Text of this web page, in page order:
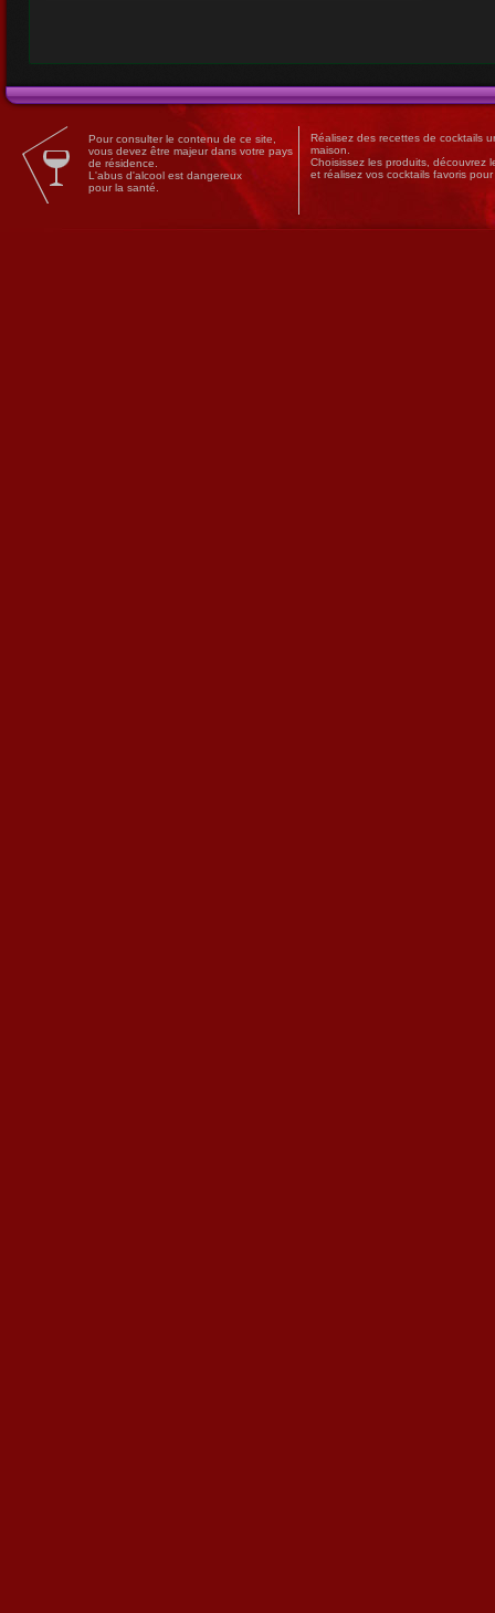
Pour consulter le contenu de ce site,
vous devez être majeur dans votre pays
de résidence.
L'abus d'alcool est dangereux
pour la santé.
Réalisez des recettes de cocktails
maison.
Choisissez les produits, découvrez
et réalisez vos cocktails favoris